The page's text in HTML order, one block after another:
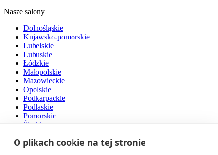
O plikach cookie na tej stronie
Nasze salony
Dolnośląskie
Kujawsko-pomorskie
Lubelskie
Lubuskie
Łódzkie
Małopolskie
Mazowieckie
Opolskie
Podkarpackie
Podlaskie
Pomorskie
Śląskie
Warmińsko-mazurskie